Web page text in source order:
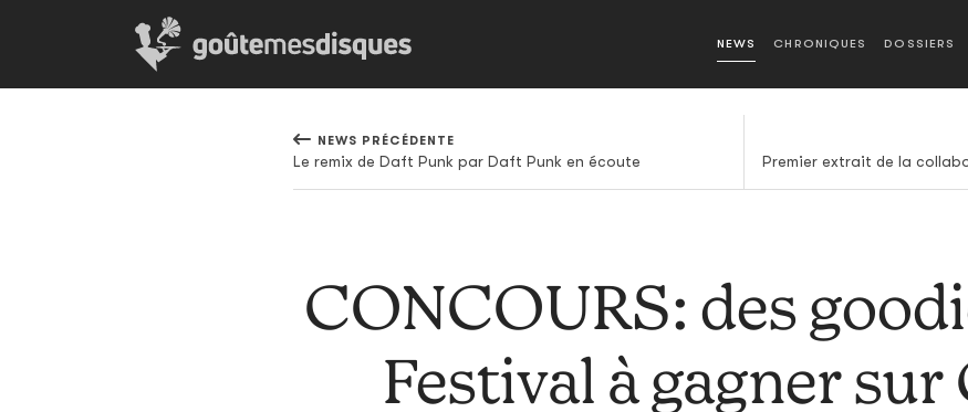
NEWS CHRONIQUES DOSSIERS
NEWS PRÉCÉDENTE
Le remix de Daft Punk par Daft Punk en écoute
CONCOURS: des
Festival à gagner sur